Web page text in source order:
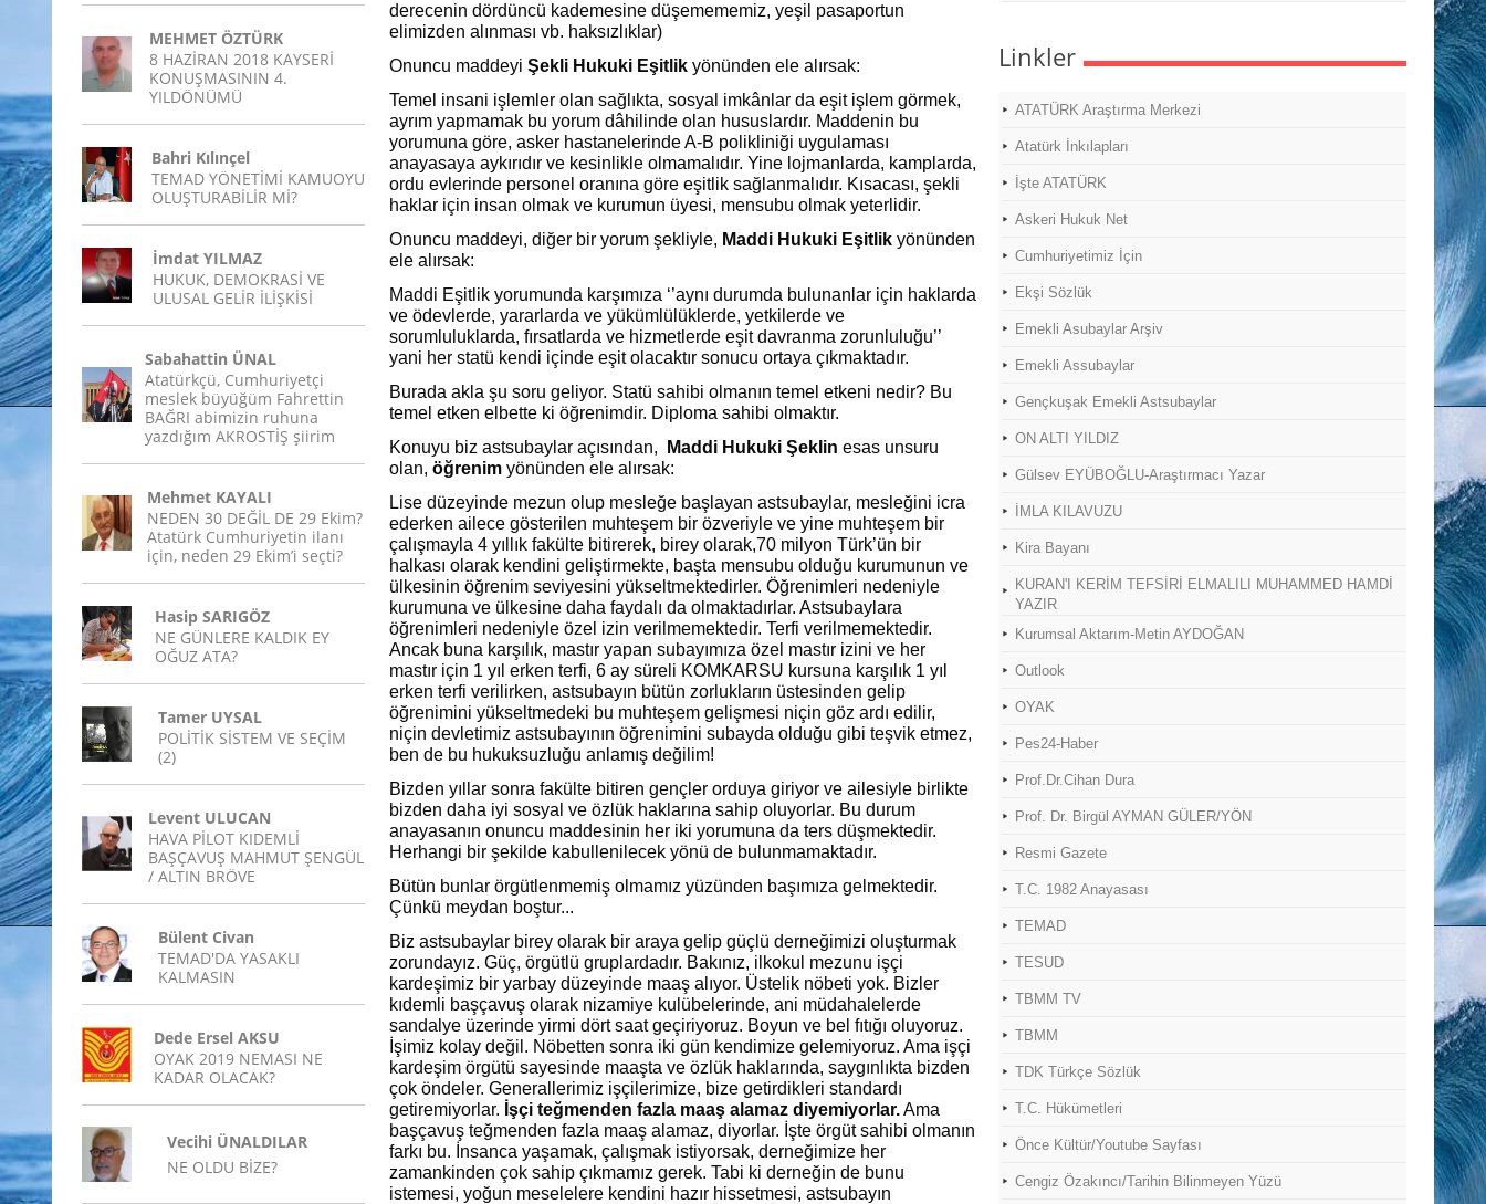
MEHMET ÖZTÜRK
8 HAZİRAN 2018 KAYSERİ
KONUŞMASININ 4.
YILDÖNÜMÜ
Bahri Kılınçel
TEMAD YÖNETİMİ KAMUOYU
OLUŞTURABİLİR Mİ?
İmdat YILMAZ
HUKUK, DEMOKRASİ VE
ULUSAL GELİR İLİŞKİSİ
Sabahattin ÜNAL
Atatürkçü, Cumhuriyetçi
meslek büyüğüm Fahrettin
BAĞRI abimizin ruhuna
yazdığım AKROSTİŞ şiirim
Mehmet KAYALI
NEDEN 30 DEĞİL DE 29 Ekim?
Atatürk Cumhuriyetin ilanı
için, neden 29 Ekim’i seçti?
Hasip SARIGÖZ
NE GÜNLERE KALDIK EY
OĞUZ ATA?
Tamer UYSAL
POLİTİK SİSTEM VE SEÇİM
(2)
Levent ULUCAN
HAVA PİLOT KIDEMLİ
BAŞÇAVUŞ MAHMUT ŞENGÜL
/ ALTIN BRÖVE
Bülent Civan
TEMAD'DA YASAKLI
KALMASIN
Dede Ersel AKSU
OYAK 2019 NEMASI NE
KADAR OLACAK?
Vecihi ÜNALDILAR
NE OLDU BİZE?
derecenin dördüncü kademesine düşemememiz, yeşil pasaportun
elimizden alınması vb. haksızlıklar)
Onuncu maddeyi Şekli Hukuki Eşitlik yönünden ele alırsak:
Temel insani işlemler olan sağlıkta, sosyal imkânlar da eşit işlem görmek,
ayrım yapmamak bu yorum dâhilinde olan hususlardır. Maddenin bu
yorumuna göre, asker hastanelerinde A-B polikliniği uygulaması
anayasaya aykırıdır ve kesinlikle olmamalıdır. Yine lojmanlarda, kamplarda,
ordu evlerinde personel oranına göre eşitlik sağlanmalıdır. Kısacası, şekli
haklar için insan olmak ve kurumun üyesi, mensubu olmak yeterlidir.
Onuncu maddeyi, diğer bir yorum şekliyle, Maddi Hukuki Eşitlik yönünden
ele alırsak:
Maddi Eşitlik yorumunda karşımıza ‘’aynı durumda bulunanlar için haklarda
ve ödevlerde, yararlarda ve yükümlülüklerde, yetkilerde ve
sorumluluklarda, fırsatlarda ve hizmetlerde eşit davranma zorunluluğu’’
yani her statü kendi içinde eşit olacaktır sonucu ortaya çıkmaktadır.
Burada akla şu soru geliyor. Statü sahibi olmanın temel etkeni nedir? Bu
temel etken elbette ki öğrenimdir. Diploma sahibi olmaktır.
Konuyu biz astsubaylar açısından,
Maddi Hukuki Şeklin esas unsuru
olan, öğrenim yönünden ele alırsak:
Lise düzeyinde mezun olup mesleğe başlayan astsubaylar, mesleğini icra
ederken ailece gösterilen muhteşem bir özveriyle ve yine muhteşem bir
çalışmayla 4 yıllık fakülte bitirerek, birey olarak,70 milyon Türk’ün bir
halkası olarak kendini geliştirmekte, başta mensubu olduğu kurumunun ve
ülkesinin öğrenim seviyesini yükseltmektedirler. Öğrenimleri nedeniyle
kurumuna ve ülkesine daha faydalı da olmaktadırlar. Astsubaylara
öğrenimleri nedeniyle özel izin verilmemektedir. Terfi verilmemektedir.
Ancak buna karşılık, mastır yapan subayımıza özel mastır izini ve her
mastır için 1 yıl erken terfi, 6 ay süreli KOMKARSU kursuna karşılık 1 yıl
erken terfi verilirken, astsubayın bütün zorlukların üstesinden gelip
öğrenimini yükseltmedeki bu muhteşem gelişmesi niçin göz ardı edilir,
niçin devletimiz astsubayının öğrenimini subayda olduğu gibi teşvik etmez,
ben de bu hukuksuzluğu anlamış değilim!
Bizden yıllar sonra fakülte bitiren gençler orduya giriyor ve ailesiyle birlikte
bizden daha iyi sosyal ve özlük haklarına sahip oluyorlar. Bu durum
anayasanın onuncu maddesinin her iki yorumuna da ters düşmektedir.
Herhangi bir şekilde kabullenilecek yönü de bulunmamaktadır.
Bütün bunlar örgütlenmemiş olmamız yüzünden başımıza gelmektedir.
Çünkü meydan boştur...
Biz astsubaylar birey olarak bir araya gelip güçlü derneğimizi oluşturmak
zorundayız. Güç, örgütlü gruplardadır. Bakınız, ilkokul mezunu işçi
kardeşimiz bir yarbay düzeyinde maaş alıyor. Üstelik nöbeti yok. Bizler
kıdemli başçavuş olarak nizamiye kulübelerinde, ani müdahalelerde
sandalye üzerinde yirmi dört saat geçiriyoruz. Boyun ve bel fıtığı oluyoruz.
İşimiz kolay değil. Nöbetten sonra iki gün kendimize gelemiyoruz. Ama işçi
kardeşim örgütü sayesinde maaşta ve özlük haklarında, saygınlıkta bizden
çok öndeler. Generallerimiz işçilerimize, bize getirdikleri standardı
getiremiyorlar. İşçi teğmenden fazla maaş alamaz diyemiyorlar.Ama
başçavuş teğmenden fazla maaş alamaz, diyorlar. İşte örgüt sahibi olmanın
farkı bu. İnsanca yaşamak, çalışmak istiyorsak, derneğimize her
zamankinden çok sahip çıkmamız gerek. Tabi ki derneğin de bunu
istemesi, yoğun meselelere kendini hazır hissetmesi, astsubayın
Linkler
ATATÜRK Araştırma Merkezi
Atatürk İnkılapları
İşte ATATÜRK
Askeri Hukuk Net
Cumhuriyetimiz İçin
Ekşi Sözlük
Emekli Asubaylar Arşiv
Emekli Assubaylar
Gençkuşak Emekli Astsubaylar
ON ALTI YILDIZ
Gülsev EYÜBOĞLU-Araştırmacı Yazar
İMLA KILAVUZU
Kira Bayanı
KURAN'I KERİM TEFSİRİ ELMALILI MUHAMMED HAMDİ
YAZIR
Kurumsal Aktarım-Metin AYDOĞAN
Outlook
OYAK
Pes24-Haber
Prof.Dr.Cihan Dura
Prof. Dr. Birgül AYMAN GÜLER/YÖN
Resmi Gazete
T.C. 1982 Anayasası
TEMAD
TESUD
TBMM TV
TBMM
TDK Türkçe Sözlük
T.C. Hükümetleri
Önce Kültür/Youtube Sayfası
Cengiz Özakıncı/Tarihin Bilinmeyen Yüzü